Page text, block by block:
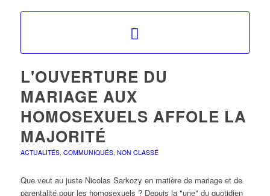
L'OUVERTURE DU
MARIAGE AUX
HOMOSEXUELS AFFOLE LA
MAJORITÉ
ACTUALITÉS, COMMUNIQUÉS, NON CLASSÉ
Que veut au juste Nicolas Sarkozy en matière de mariage et de
parentalité pour les homosexuels ? Depuis la "une" du quotidien